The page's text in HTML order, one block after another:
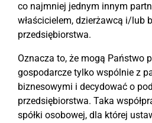
co najmniej jednym innym
właścicielem, dzierżawcą i/lub
przedsiębiorstwa.
Oznacza to, że mogą Państwo
gospodarcze tylko wspólnie z
biznesowymi i decydować o
przedsiębiorstwa. Taka
spółki osobowej, dla której